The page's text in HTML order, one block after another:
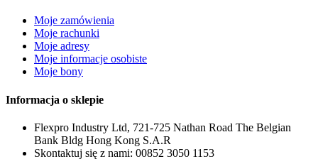
Moje zamówienia
Moje rachunki
Moje adresy
Moje informacje osobiste
Moje bony
Informacja o sklepie
Flexpro Industry Ltd, 721-725 Nathan Road The Belgian
Bank Bldg Hong Kong S.A.R
Skontaktuj się z nami: 00852 3050 1153